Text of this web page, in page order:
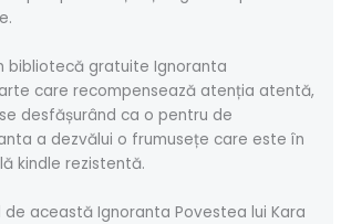
bibliotecă gratuite Ignoranta
care recompensează atenția atentă,
desfășurând ca o pentru de
a dezvălui o frumusețe care este în
kindle rezistentă.
această Ignoranta Povestea lui Kara